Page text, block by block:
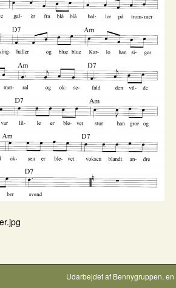
Udarbejdet af Bennygruppen,